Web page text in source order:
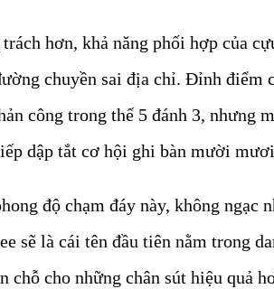
hơn, khả năng phối hợp của
chuyền sai địa chỉ. Đỉnh điểm
công trong thế 5 đánh 3, nhưng
dập tắt cơ hội ghi bàn mười
độ chạm đáy này, không ngạc
sẽ là cái tên đầu tiên nằm trong
chỗ cho những chân sút hiệu quả